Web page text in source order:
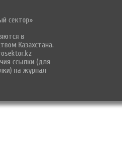
сектор»
в
Казахстана.
ссылки (для
на журнал